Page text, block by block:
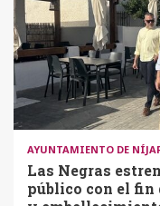
AYUNTAMIENTO DE
Las Negras
público con el fin